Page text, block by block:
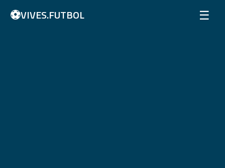
⚽VIVES.FUTBOL ☰